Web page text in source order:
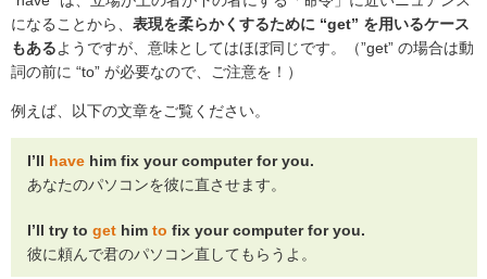
になることから、 表現を柔らかくするために “get” を用いるケース
もあるようですが、意味としてはほぼ同じです。（”get” の場合は動
詞の前に “to” が必要なので、ご注意を！）
例えば、以下の文章をご覧ください。
I’ll have him fix your computer for you.
あなたのパソコンを彼に直させます。
I’ll try to get him to fix your computer for you.
彼に頼んで君のパソコン直してもらうよ。